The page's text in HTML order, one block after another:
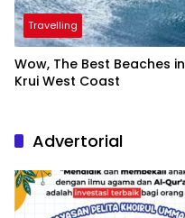
Travelling
Wow, The Best Beaches in
Krui West Coast
Advertorial